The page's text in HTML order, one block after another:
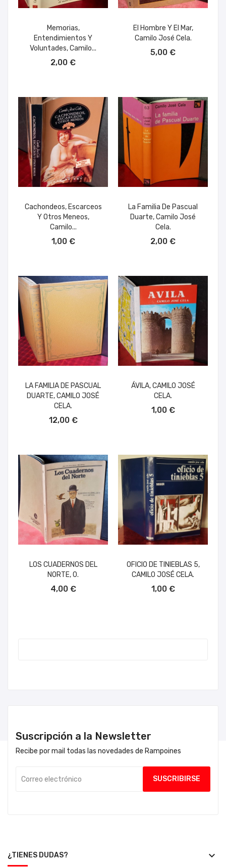
Memorias,
Entendimientos Y
Voluntades, Camilo...
2,00 €
El Hombre Y El Mar,
Camilo José Cela.
5,00 €
Cachondeos, Escarceos
Y Otros Meneos,
Camilo...
1,00 €
La Familia De Pascual
Duarte, Camilo José
Cela.
2,00 €
LA FAMILIA DE PASCUAL
DUARTE, CAMILO JOSÉ
CELA.
12,00 €
ÁVILA, CAMILO JOSÉ
CELA.
1,00 €
LOS CUADERNOS DEL
NORTE, 0.
4,00 €
OFICIO DE TINIEBLAS 5,
CAMILO JOSÉ CELA.
1,00 €
Suscripción a la Newsletter
Recibe por mail todas las novedades de Rampoines
¿TIENES DUDAS? keyboard_arrow_down